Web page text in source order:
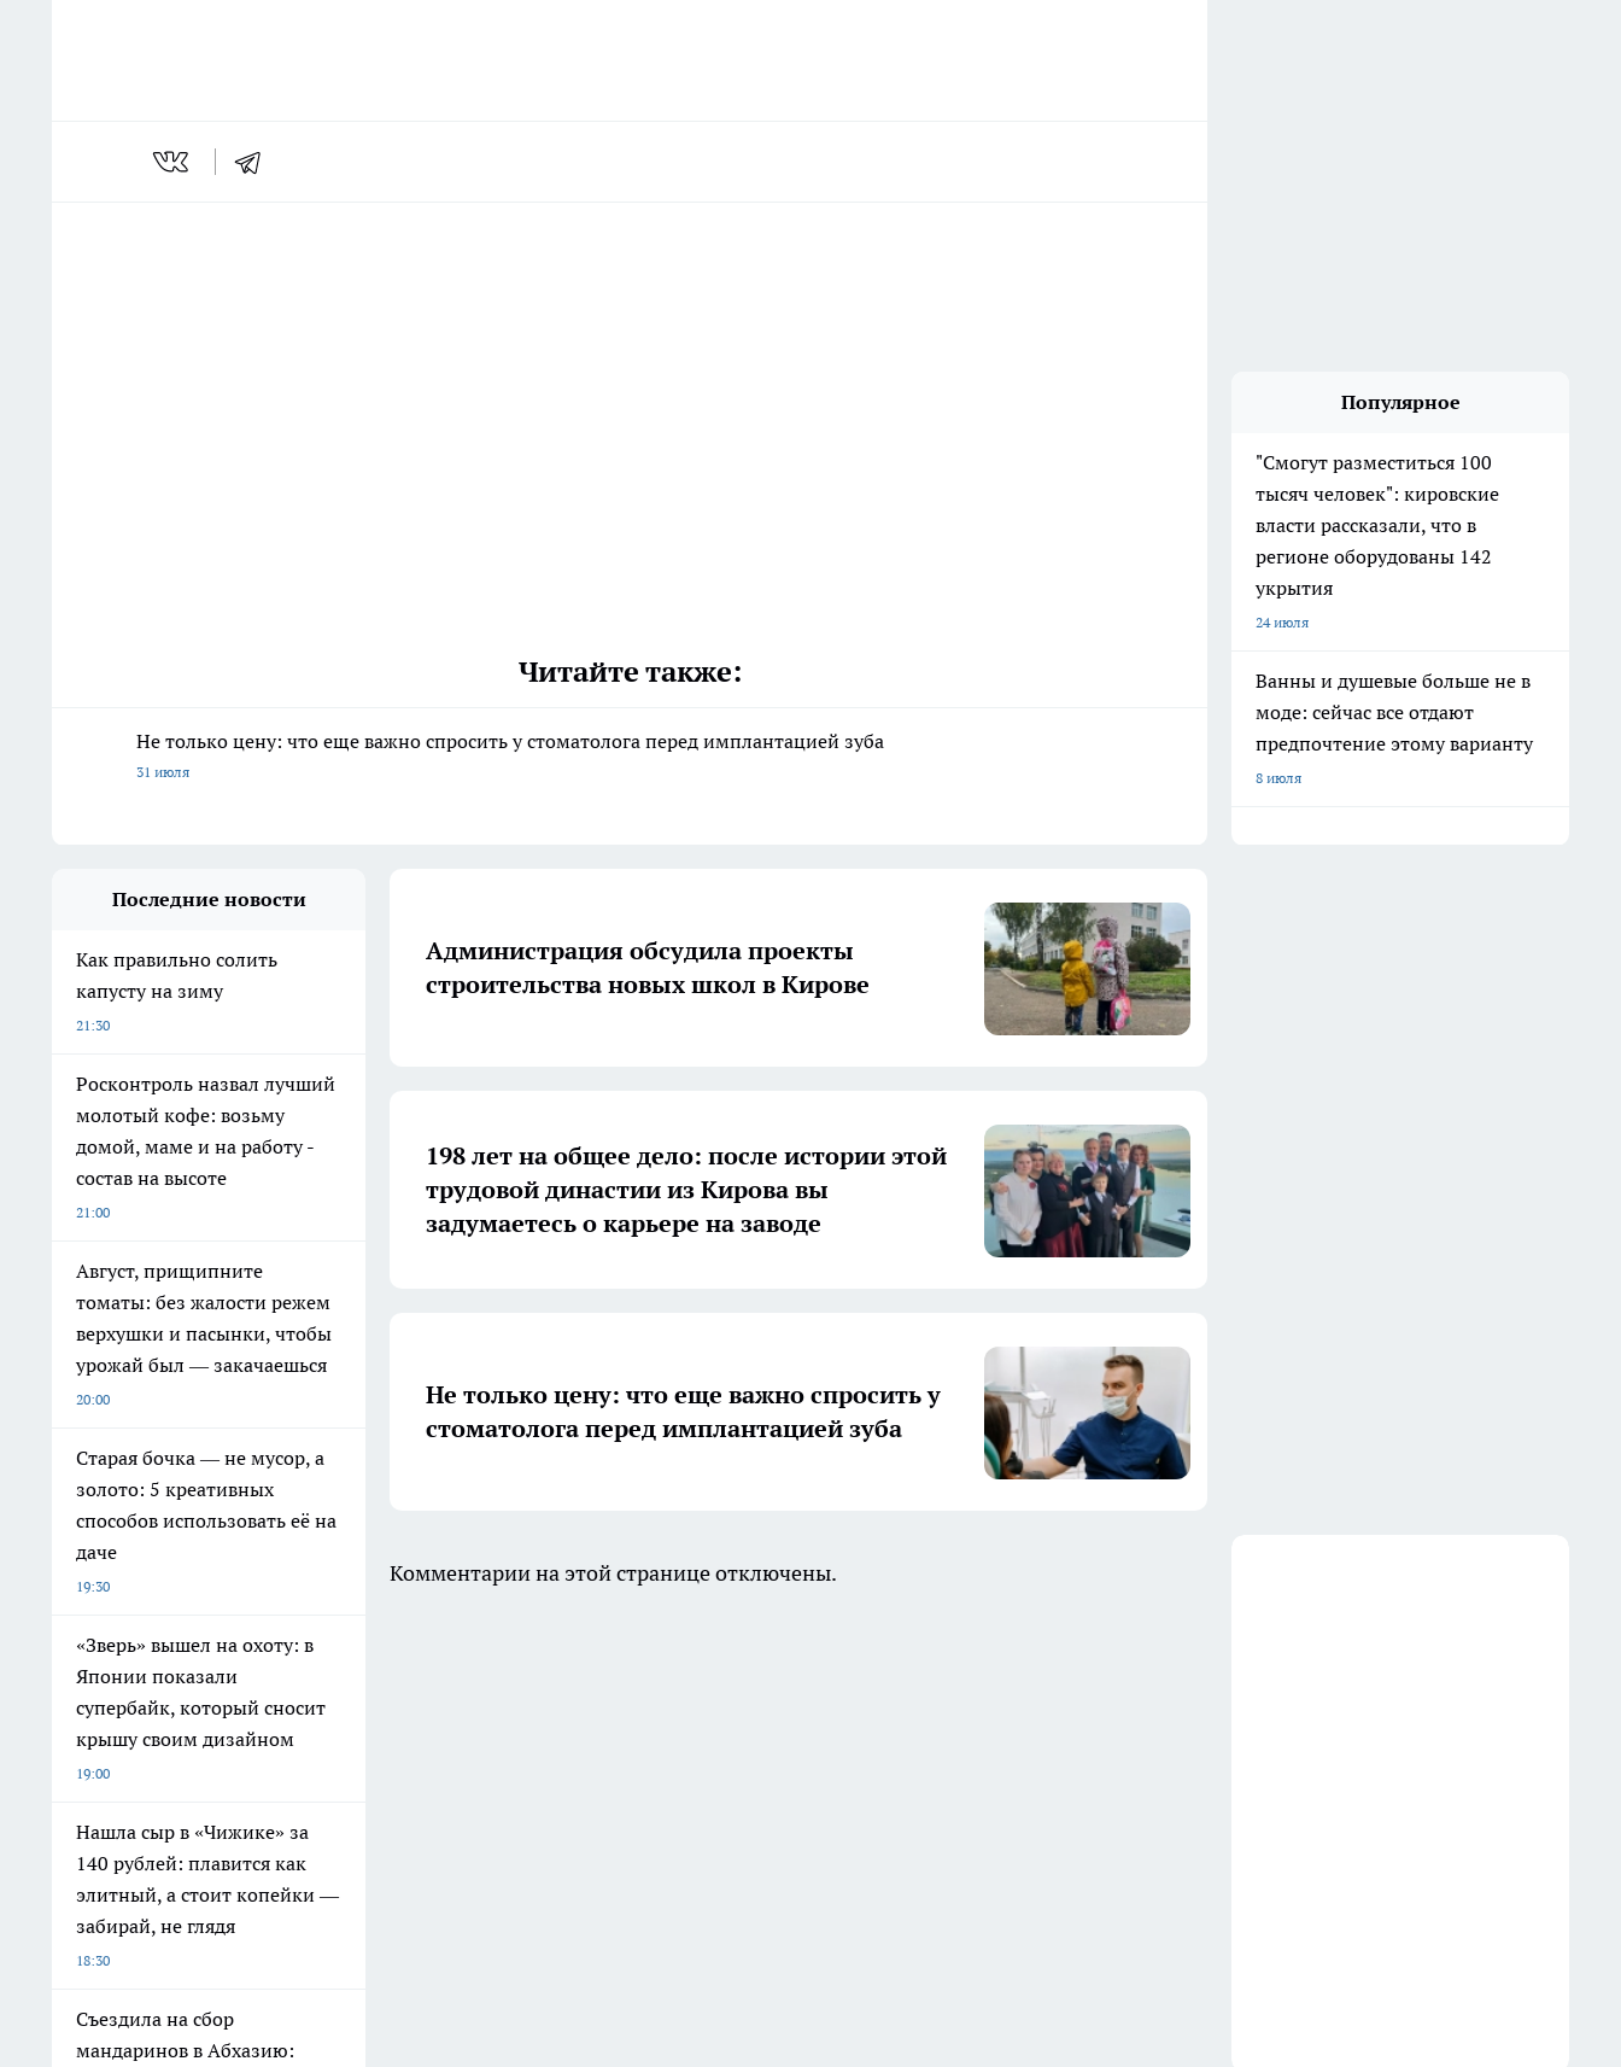
Читайте также:
Не только цену: что еще важно спросить у стоматолога перед имплантацией зуба
31 июля
Популярное
"Смогут разместиться 100
тысяч человек": кировские
власти рассказали, что в
регионе оборудованы 142
укрытия
24 июля
Ванны и душевые больше не в
моде: сейчас все отдают
предпочтение этому варианту
8 июля
Последние новости
Как правильно солить
капусту на зиму
21:30
Росконтроль назвал лучший
молотый кофе: возьму
домой, маме и на работу -
состав на высоте
21:00
Август, прищипните
томаты: без жалости режем
верхушки и пасынки, чтобы
урожай был — закачаешься
20:00
Старая бочка — не мусор, а
золото: 5 креативных
способов использовать её на
даче
19:30
«Зверь» вышел на охоту: в
Японии показали
супербайк, который сносит
крышу своим дизайном
19:00
Нашла сыр в «Чижике» за
140 рублей: плавится как
элитный, а стоит копейки —
забирай, не глядя
18:30
Съездила на сбор
мандаринов в Абхазию:
Администрация обсудила проекты
строительства новых школ в Кирове
198 лет на общее дело: после истории этой
трудовой династии из Кирова вы
задумаетесь о карьере на заводе
Не только цену: что еще важно спросить у
стоматолога перед имплантацией зуба
Комментарии на этой странице отключены.